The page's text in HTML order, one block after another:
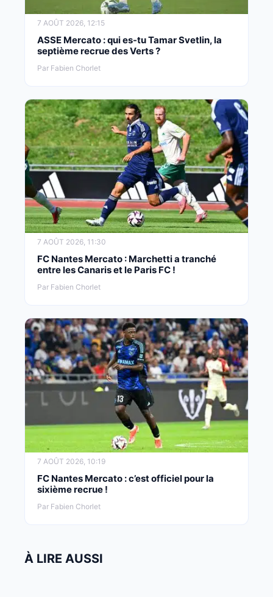
7 AOÛT 2026, 12:15
ASSE Mercato : qui es-tu Tamar Svetlin, la
septième recrue des Verts ?
Par Fabien Chorlet
7 AOÛT 2026, 11:30
FC Nantes Mercato : Marchetti a tranché
entre les Canaris et le Paris FC !
Par Fabien Chorlet
7 AOÛT 2026, 10:19
FC Nantes Mercato : c’est officiel pour la
sixième recrue !
Par Fabien Chorlet
À LIRE AUSSI